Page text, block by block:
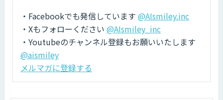
・Facebookでも発信しています @AIsmiley.inc
・Xもフォローください @AIsmiley_inc
・Youtubeのチャンネル登録もお願いいたします
@aismiley
メルマガに登録する